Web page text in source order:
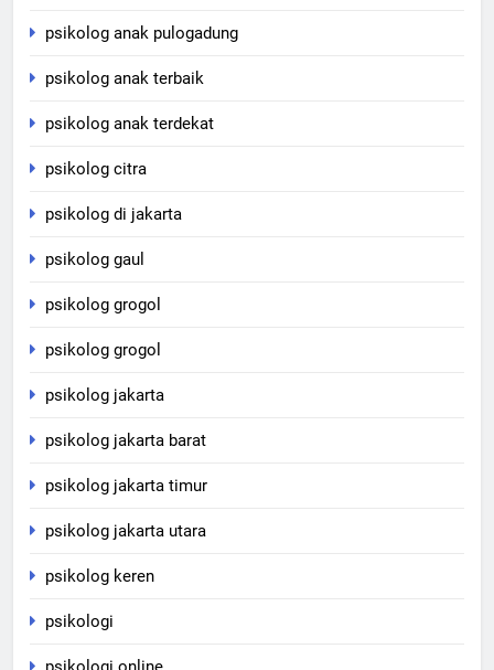
psikolog anak pulogadung
psikolog anak terbaik
psikolog anak terdekat
psikolog citra
psikolog di jakarta
psikolog gaul
psikolog grogol
psikolog grogol
psikolog jakarta
psikolog jakarta barat
psikolog jakarta timur
psikolog jakarta utara
psikolog keren
psikologi